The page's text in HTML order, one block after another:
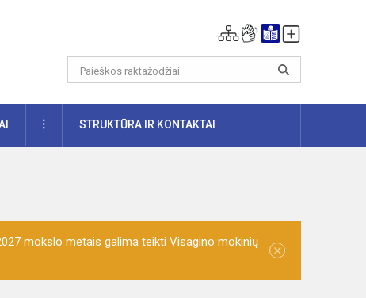
DAUGIAUSTRUKTŪRA IR KONTAKTAI
mokslo metais galima teikti Visagino mokinių
×